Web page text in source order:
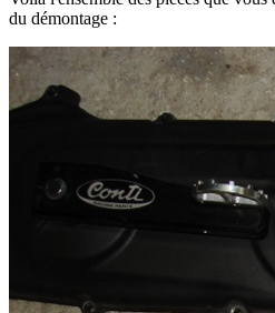
du démontage :